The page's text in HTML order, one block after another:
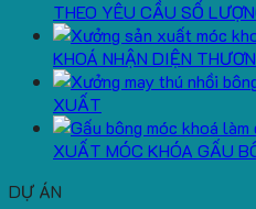
THEO YÊU CẦU SỐ
KHOÁ NHẬN DIỆN
XUẤT
XUẤT MÓC KHÓA GẤU
DỰ ÁN